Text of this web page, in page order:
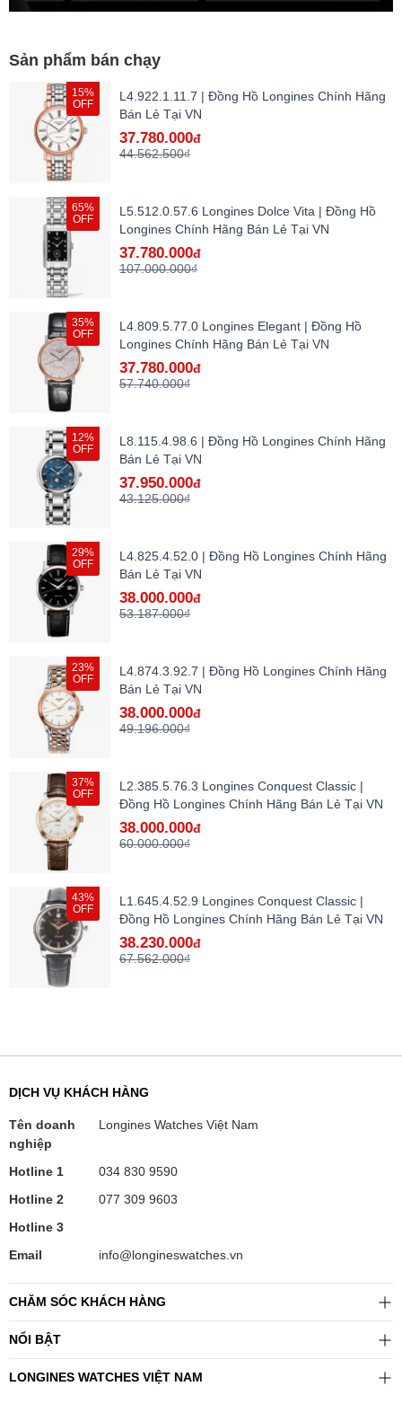
Sản phẩm bán chạy
15%
OFF
L4.922.1.11.7 | Đồng Hồ Longines Chính Hãng
Bán Lẻ Tại VN
37.780.000đ
44.562.500₫
65%
OFF
L5.512.0.57.6 Longines Dolce Vita | Đồng Hồ
Longines Chính Hãng Bán Lẻ Tại VN
37.780.000đ
107.000.000₫
35%
OFF
L4.809.5.77.0 Longines Elegant | Đồng Hồ
Longines Chính Hãng Bán Lẻ Tại VN
37.780.000đ
57.740.000₫
12%
OFF
L8.115.4.98.6 | Đồng Hồ Longines Chính Hãng
Bán Lẻ Tại VN
37.950.000đ
43.125.000₫
29%
OFF
L4.825.4.52.0 | Đồng Hồ Longines Chính Hãng
Bán Lẻ Tại VN
38.000.000đ
53.187.000₫
23%
OFF
L4.874.3.92.7 | Đồng Hồ Longines Chính Hãng
Bán Lẻ Tại VN
38.000.000đ
49.196.000₫
37%
OFF
L2.385.5.76.3 Longines Conquest Classic |
Đồng Hồ Longines Chính Hãng Bán Lẻ Tại VN
38.000.000đ
60.000.000₫
43%
OFF
L1.645.4.52.9 Longines Conquest Classic |
Đồng Hồ Longines Chính Hãng Bán Lẻ Tại VN
38.230.000đ
67.562.000₫
LONGINES WATCHES VIỆT NAM
NỔI BẬT
CHĂM SÓC KHÁCH HÀNG
DỊCH VỤ KHÁCH HÀNG
Tên doanh
nghiệp
Longines Watches Việt Nam
Hotline 1
034 830 9590
Hotline 2
077 309 9603
Hotline 3
Email
info@longineswatches.vn